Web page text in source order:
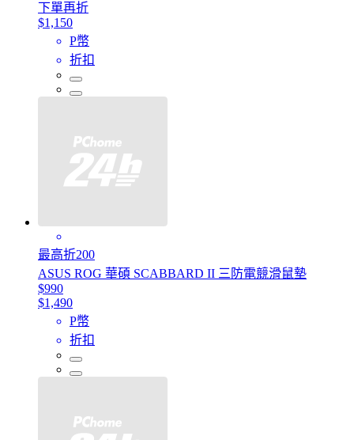
下單再折
$1,150
P幣
折扣
最高折200
ASUS ROG 華碩 SCABBARD II 三防電競滑鼠墊
$990
$1,490
P幣
折扣